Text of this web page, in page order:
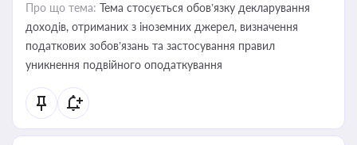
Про що тема: Тема стосується обов’язку декларування
доходів, отриманих з іноземних джерел, визначення
податкових зобов’язань та застосування правил
уникнення подвійного оподаткування